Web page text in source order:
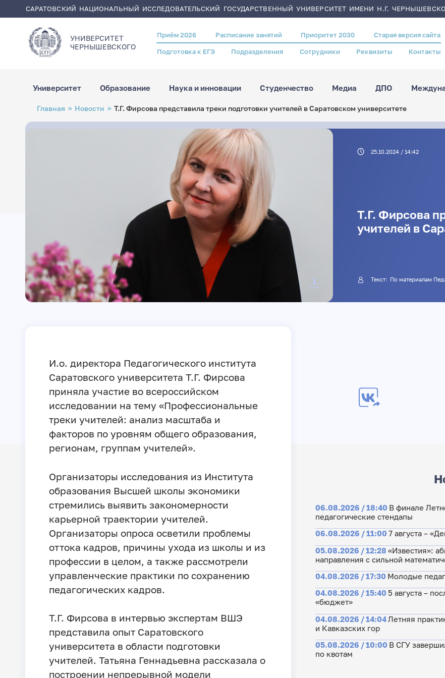
содержанию
САРАТОВСКИЙ НАЦИОНАЛЬНЫЙ ИССЛЕДОВАТЕЛЬСКИЙ ГОСУДАРСТВЕННЫЙ УНИВЕРСИТЕТ ИМЕНИ Н.Г.
УНИВЕРСИТЕТ
ЧЕРНЫШЕВСКОГO
Header
menu
Приём 2026 Расписание занятий Приоритет 2030 Старая версия сайта
Подготовка к ЕГЭ Подразделения Сотрудники Реквизиты Контакты
Университет Образование Наука и инновации Студенчество Медиа ДПО
Строка
навигации
Главная Новости Т.Г. Фирсова представила треки подготовки учителей в Саратовском университете
25.10.2024 / 14:42
Т.Г. Фирсова
учителей в
Текст: По материалам
И.о. директора Педагогического института
Саратовского университета Т.Г. Фирсова
приняла участие во всероссийском
исследовании на тему «Профессиональные
треки учителей: анализ масштаба и
факторов по уровням общего образования,
регионам, группам учителей».
Организаторы исследования из Института
образования Высшей школы экономики
стремились выявить закономерности
карьерной траектории учителей.
Организаторы опроса осветили проблемы
оттока кадров, причины ухода из школы и из
профессии в целом, а также рассмотрели
управленческие практики по сохранению
педагогических кадров.
Т.Г. Фирсова в интервью экспертам ВШЭ
представила опыт Саратовского
университета в области подготовки
учителей. Татьяна Геннадьевна рассказала о
построении непрерывной модели
06.08.2026 / 18:40 В финале
педагогические стендапы
06.08.2026 / 11:00 7 августа –
05.08.2026 / 12:28 «Известия»:
направления с сильной
04.08.2026 / 17:30 Молодые
04.08.2026 / 15:40 5 августа –
«бюджет»
04.08.2026 / 14:04 Летняя
и Кавказских гор
05.08.2026 / 10:00 В СГУ
по квотам